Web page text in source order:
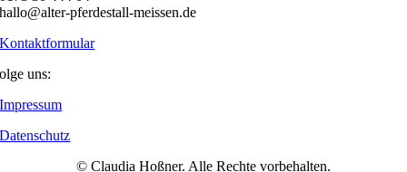
hallo@alter-pferdestall-meissen.de
Kontaktformular
uns:
Impressum
Datenschutz
© Claudia Hoßner. Alle Rechte vorbehalten.